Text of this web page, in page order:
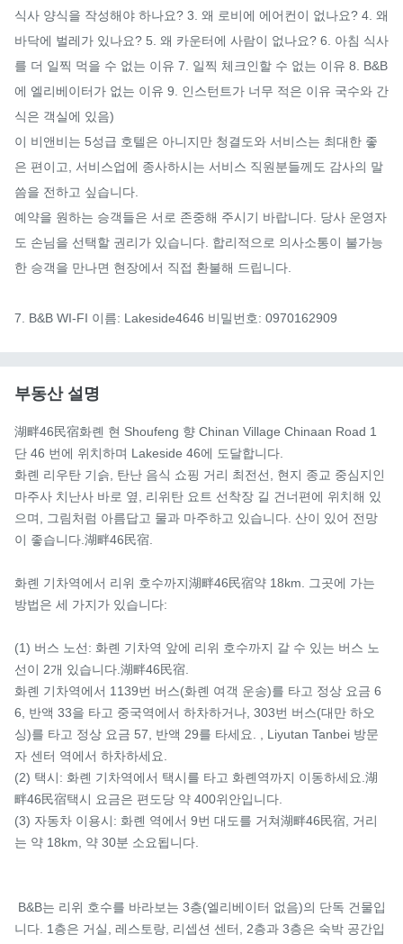
식사 양식을 작성해야 하나요? 3. 왜 로비에 에어컨이 없나요? 4. 왜
바닥에 벌레가 있나요? 5. 왜 카운터에 사람이 없나요? 6. 아침 식사
를 더 일찍 먹을 수 없는 이유 7. 일찍 체크인할 수 없는 이유 8. B&B
에 엘리베이터가 없는 이유 9. 인스턴트가 너무 적은 이유 국수와 간
식은 객실에 있음)
이 비앤비는 5성급 호텔은 아니지만 청결도와 서비스는 최대한 좋
은 편이고, 서비스업에 종사하시는 서비스 직원분들께도 감사의 말
씀을 전하고 싶습니다.
예약을 원하는 승객들은 서로 존중해 주시기 바랍니다. 당사 운영자
도 손님을 선택할 권리가 있습니다. 합리적으로 의사소통이 불가능
한 승객을 만나면 현장에서 직접 환불해 드립니다.
7. B&B WI-FI 이름: Lakeside4646 비밀번호: 0970162909
부동산 설명
湖畔46民宿화롄 현 Shoufeng 향 Chinan Village Chinaan Road 1
단 46 번에 위치하며 Lakeside 46에 도달합니다.
화롄 리우탄 기슭, 탄난 음식 쇼핑 거리 최전선, 현지 종교 중심지인
마주사 치난사 바로 옆, 리위탄 요트 선착장 길 건너편에 위치해 있
으며, 그림처럼 아름답고 물과 마주하고 있습니다. 산이 있어 전망
이 좋습니다.湖畔46民宿.
화롄 기차역에서 리위 호수까지湖畔46民宿약 18km. 그곳에 가는
방법은 세 가지가 있습니다:
(1) 버스 노선: 화롄 기차역 앞에 리위 호수까지 갈 수 있는 버스 노
선이 2개 있습니다.湖畔46民宿.
화롄 기차역에서 1139번 버스(화롄 여객 운송)를 타고 정상 요금 6
6, 반액 33을 타고 중국역에서 하차하거나, 303번 버스(대만 하오
싱)를 타고 정상 요금 57, 반액 29를 타세요. , Liyutan Tanbei 방문
자 센터 역에서 하차하세요.
(2) 택시: 화롄 기차역에서 택시를 타고 화롄역까지 이동하세요.湖
畔46民宿택시 요금은 편도당 약 400위안입니다.
(3) 자동차 이용시: 화롄 역에서 9번 대도를 거쳐湖畔46民宿, 거리
는 약 18km, 약 30분 소요됩니다.
니다. 1층은 거실, 레스토랑, 리셉션 센터, 2층과 3층은 숙박 공간입